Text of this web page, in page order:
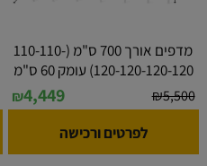
מדפים אורך 700 ס"מ (110-110-
120-120-120-120) עומק 60 ס"מ
₪5,500
₪4,449
לפרטים ורכישה